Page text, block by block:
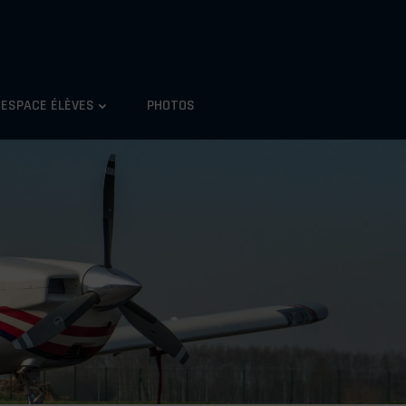
ESPACE ÉLÈVES PHOTOS